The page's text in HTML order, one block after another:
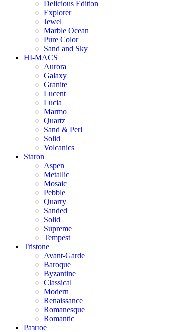
Delicious Edition
Explorer
Jewel
Marble Ocean
Pure Color
Sand and Sky
HI-MACS
Aurora
Galaxy
Granite
Lucent
Lucia
Marmo
Quartz
Sand & Perl
Solid
Volcanics
Staron
Aspen
Metallic
Mosaic
Pebble
Quarry
Sanded
Solid
Supreme
Tempest
Tristone
Avant-Garde
Baroque
Byzantine
Classical
Modern
Renaissance
Romanesque
Romantic
Разное